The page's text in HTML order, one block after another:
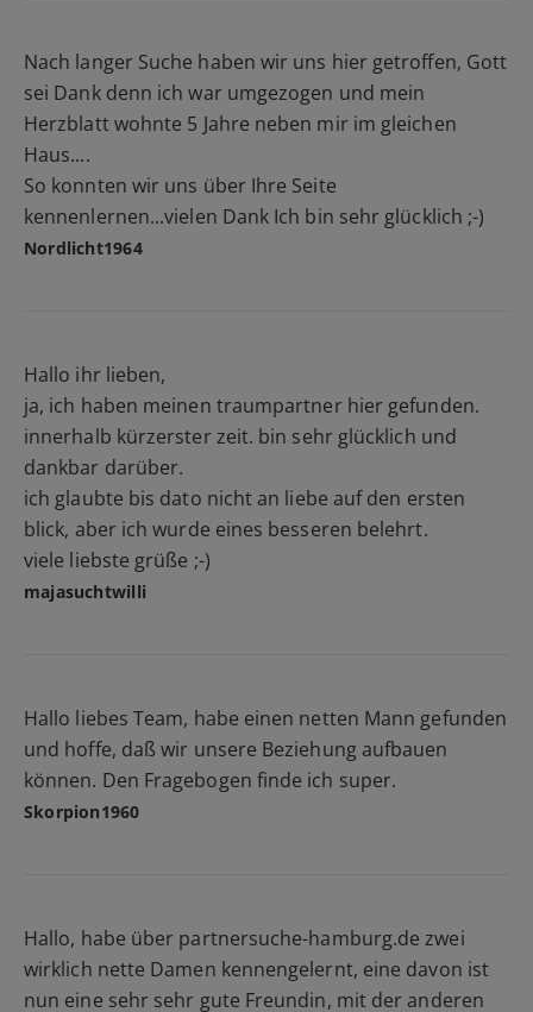
Nach langer Suche haben wir uns hier getroffen, Gott
sei Dank denn ich war umgezogen und mein
Herzblatt wohnte 5 Jahre neben mir im gleichen
Haus....
So konnten wir uns über Ihre Seite
kennenlernen...vielen Dank Ich bin sehr glücklich ;-)
Nordlicht1964
Hallo ihr lieben,
ja, ich haben meinen traumpartner hier gefunden.
innerhalb kürzerster zeit. bin sehr glücklich und
dankbar darüber.
ich glaubte bis dato nicht an liebe auf den ersten
blick, aber ich wurde eines besseren belehrt.
viele liebste grüße ;-)
majasuchtwilli
Hallo liebes Team, habe einen netten Mann gefunden
und hoffe, daß wir unsere Beziehung aufbauen
können. Den Fragebogen finde ich super.
Skorpion1960
Hallo, habe über partnersuche-hamburg.de zwei
wirklich nette Damen kennengelernt, eine davon ist
nun eine sehr sehr gute Freundin, mit der anderen